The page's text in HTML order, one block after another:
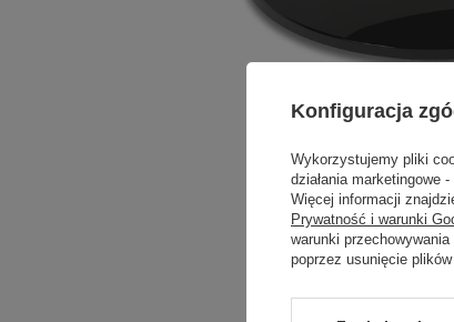
Konfiguracja
Wykorzystujemy pliki
działania marketingowe
Więcej informacji
Prywatność i warunki
warunki
poprzez usunięcie